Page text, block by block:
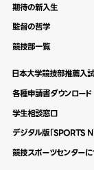
期待の新入生
監督の哲学
競技部一覧
日本大学競技部推薦入
各種申請書ダウンロード
学生相談窓口
デジタル版「SPORTS
競技スポーツセンターに